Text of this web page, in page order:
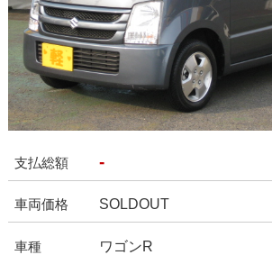
支払総額 -
車両価格 SOLDOUT
車種 ワゴンR